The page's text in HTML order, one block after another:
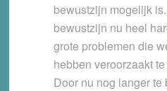
bewustzijn mogelijk
bewustzijn nu heel
grote problemen die
hebben veroorzaakt
Door nu nog langer